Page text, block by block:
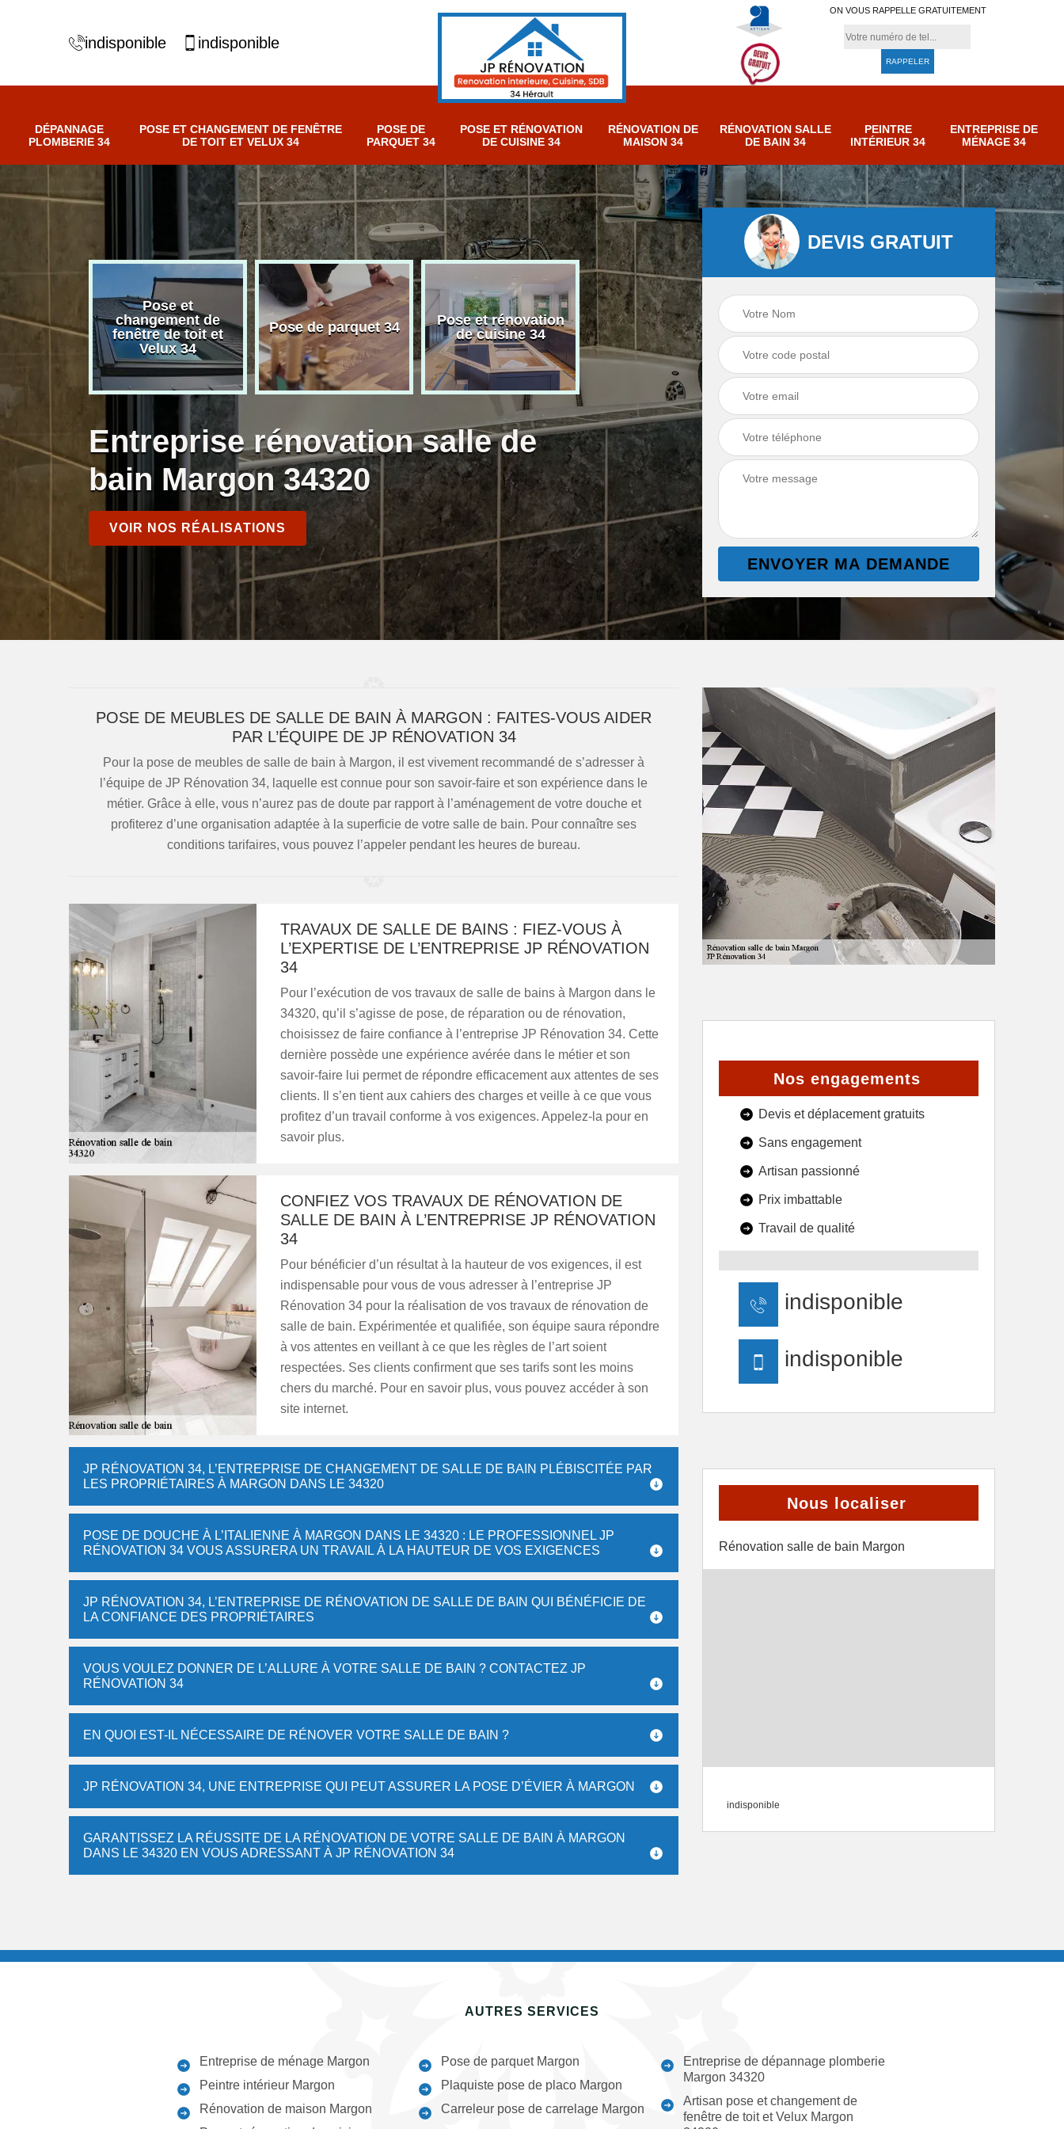
indisponible indisponible
ON VOUS RAPPELLE GRATUITEMENT
DÉPANNAGE
PLOMBERIE 34
POSE ET CHANGEMENT DE FENÊTRE
DE TOIT ET VELUX 34
POSE DE
PARQUET 34
POSE ET RÉNOVATION
DE CUISINE 34
RÉNOVATION DE
MAISON 34
RÉNOVATION SALLE
DE BAIN 34
PEINTRE
INTÉRIEUR 34
ENTREPRISE DE
MÉNAGE 34
34
Pose et
changement de
fenêtre de toit et
Velux 34
Pose de parquet 34
Pose et rénovation
de cuisine 34
Rénovation salle de
bain 34
Entreprise de
ménage 34
Entreprise rénovation salle de
bain Margon 34320
VOIR NOS RÉALISATIONS
DEVIS GRATUIT
POSE DE MEUBLES DE SALLE DE BAIN À MARGON : FAITES-VOUS AIDER
PAR L’ÉQUIPE DE JP RÉNOVATION 34
Pour la pose de meubles de salle de bain à Margon, il est vivement recommandé de s’adresser à
l’équipe de JP Rénovation 34, laquelle est connue pour son savoir-faire et son expérience dans le
métier. Grâce à elle, vous n’aurez pas de doute par rapport à l’aménagement de votre douche et
profiterez d’une organisation adaptée à la superficie de votre salle de bain. Pour connaître ses
conditions tarifaires, vous pouvez l’appeler pendant les heures de bureau.
TRAVAUX DE SALLE DE BAINS : FIEZ-VOUS À
L’EXPERTISE DE L’ENTREPRISE JP RÉNOVATION
34
Pour l’exécution de vos travaux de salle de bains à Margon dans le
34320, qu’il s’agisse de pose, de réparation ou de rénovation,
choisissez de faire confiance à l’entreprise JP Rénovation 34. Cette
dernière possède une expérience avérée dans le métier et son
savoir-faire lui permet de répondre efficacement aux attentes de ses
clients. Il s’en tient aux cahiers des charges et veille à ce que vous
profitez d’un travail conforme à vos exigences. Appelez-la pour en
savoir plus.
CONFIEZ VOS TRAVAUX DE RÉNOVATION DE
SALLE DE BAIN À L’ENTREPRISE JP RÉNOVATION
34
Pour bénéficier d’un résultat à la hauteur de vos exigences, il est
indispensable pour vous de vous adresser à l’entreprise JP
Rénovation 34 pour la réalisation de vos travaux de rénovation de
salle de bain. Expérimentée et qualifiée, son équipe saura répondre
à vos attentes en veillant à ce que les règles de l’art soient
respectées. Ses clients confirment que ses tarifs sont les moins
chers du marché. Pour en savoir plus, vous pouvez accéder à son
site internet.
JP RÉNOVATION 34, L’ENTREPRISE DE CHANGEMENT DE SALLE DE BAIN PLÉBISCITÉE PAR
LES PROPRIÉTAIRES À MARGON DANS LE 34320
POSE DE DOUCHE À L’ITALIENNE À MARGON DANS LE 34320 : LE PROFESSIONNEL JP
RÉNOVATION 34 VOUS ASSURERA UN TRAVAIL À LA HAUTEUR DE VOS EXIGENCES
JP RÉNOVATION 34, L’ENTREPRISE DE RÉNOVATION DE SALLE DE BAIN QUI BÉNÉFICIE DE
LA CONFIANCE DES PROPRIÉTAIRES
VOUS VOULEZ DONNER DE L’ALLURE À VOTRE SALLE DE BAIN ? CONTACTEZ JP
RÉNOVATION 34
EN QUOI EST-IL NÉCESSAIRE DE RÉNOVER VOTRE SALLE DE BAIN ?
JP RÉNOVATION 34, UNE ENTREPRISE QUI PEUT ASSURER LA POSE D’ÉVIER À MARGON
GARANTISSEZ LA RÉUSSITE DE LA RÉNOVATION DE VOTRE SALLE DE BAIN À MARGON
DANS LE 34320 EN VOUS ADRESSANT À JP RÉNOVATION 34
Nos engagements
Devis et déplacement gratuits
Sans engagement
Artisan passionné
Prix imbattable
Travail de qualité
indisponible
indisponible
Nous localiser
Rénovation salle de bain Margon
indisponible
AUTRES SERVICES
Entreprise de ménage Margon
Peintre intérieur Margon
Rénovation de maison Margon
Pose de parquet Margon
Plaquiste pose de placo Margon
Carreleur pose de carrelage Margon
Entreprise de dépannage plomberie
Margon 34320
Artisan pose et changement de
fenêtre de toit et Velux Margon